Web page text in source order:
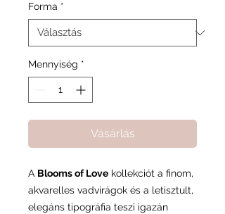
Forma *
Mennyiség *
Vásárlás
A Blooms of Love kollekciót a finom,
akvarelles vadvirágok és a letisztult,
elegáns tipográfia teszi igazán